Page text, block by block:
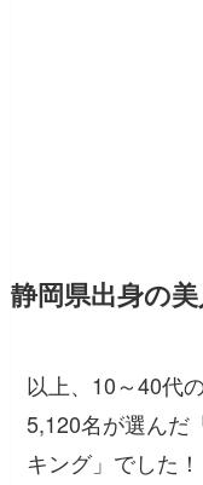
静岡県出身の
以上、10～40代
5,120名が選んだ
キング」でした！